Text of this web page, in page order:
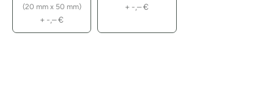
(20 mm x 50 mm)
+ -,–€
+ -,–€